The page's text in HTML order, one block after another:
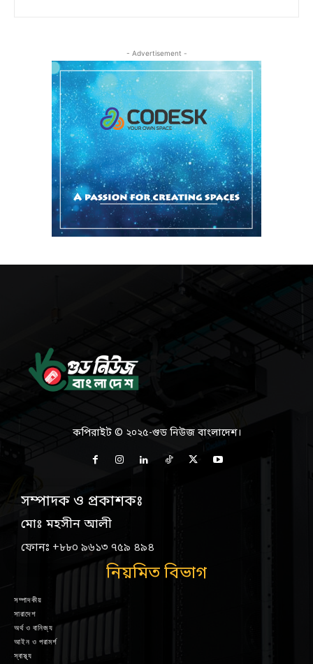
- Advertisement -
কপিরাইট © ২০২৫-গুড নিউজ বাংলাদেশ।
সম্পাদক ও প্রকাশকঃ
মোঃ মহসীন আলী
ফোনঃ +৮৮০ ৯৬১৩ ৭৫৯ ৪৯৪
নিয়মিত বিভাগ
সম্পাদকীয়
সারাদেশ
অর্থ ও বানিজ্য
আইন ও পরামর্শ
স্বাস্থ্য